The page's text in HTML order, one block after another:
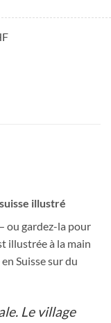
illustré
ou gardez-la pour
illustrée à la main
Suisse sur du
Le village